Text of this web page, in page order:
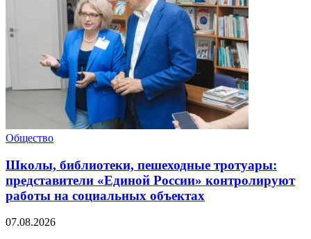
Общество
Школы, библиотеки, пешеходные тротуары:
представители «Единой России» контролируют
работы на социальных объектах
07.08.2026